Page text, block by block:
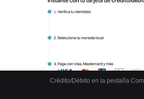
Crédito/Débito en la pestaña